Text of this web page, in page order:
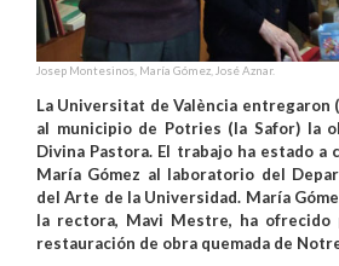
Josep Montesinos, María Gómez, José Aznar.
La Universitat de València entregaron
al municipio de Potries (la Safor) la
Divina Pastora. El trabajo ha estado a
María Gómez al laboratorio del
del Arte de la Universidad. María
la rectora, Mavi Mestre, ha ofrecido
restauración de obra quemada de